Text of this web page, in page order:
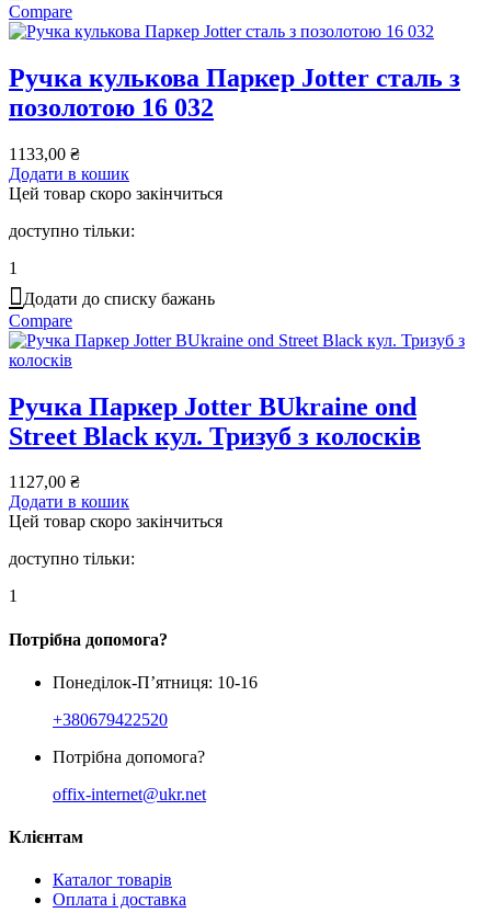
Compare
Ручка кулькова Паркер Jotter сталь з
позолотою 16 032
1133,00 ₴
Додати в кошик
Цей товар скоро закінчиться
доступно тільки:
1
Додати до списку бажань
Compare
Ручка Паркер Jotter BUkraine ond
Street Black кул. Тризуб з колосків
1127,00 ₴
Додати в кошик
Цей товар скоро закінчиться
доступно тільки:
1
Потрібна допомога?
Понеділок-П’ятниця: 10-16
+380679422520
Потрібна допомога?
offix-internet@ukr.net
Клієнтам
Каталог товарів
Оплата і доставка